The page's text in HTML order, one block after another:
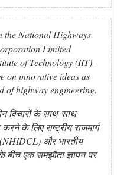
the National Highways
Limited
of Technology (IIT)-
on innovative ideas as
of highway engineering.
विचारों के साथ-साथ
के लिए राष्ट्रीय राजमार्ग
और भारतीय
बीच एक समझौता ज्ञापन पर